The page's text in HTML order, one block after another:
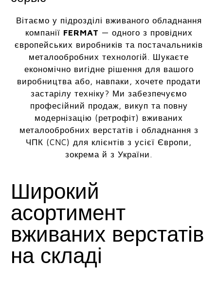
Вітаємо у підрозділі вживаного обладнання
компанії FERMAT — одного з провідних
європейських виробників та постачальників
металообробних технологій. Шукаєте
економічно вигідне рішення для вашого
виробництва або, навпаки, хочете продати
застарілу техніку? Ми забезпечуємо
професійний продаж, викуп та повну
модернізацію (ретрофіт) вживаних
металообробних верстатів і обладнання з
ЧПК (CNC) для клієнтів з усієї Європи,
зокрема й з України.
Широкий
асортимент
вживаних верстатів
на складі